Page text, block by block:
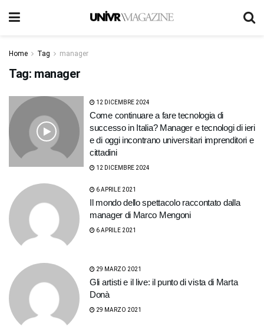
Home Tag manager
Tag: manager
12 DICEMBRE 2024
Come continuare a fare tecnologia di
successo in Italia? Manager e tecnologi di ieri
e di oggi incontrano universitari imprenditori e
cittadini
12 DICEMBRE 2024
6 APRILE 2021
Il mondo dello spettacolo raccontato dalla
manager di Marco Mengoni
6 APRILE 2021
29 MARZO 2021
Gli artisti e il live: il punto di vista di Marta
Donà
29 MARZO 2021